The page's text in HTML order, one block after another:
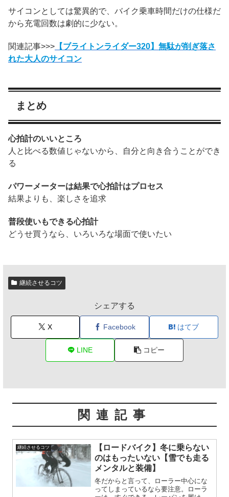
サイコンとしては驚異的で、バイク乗車時間だけの仕様だ
から充電回数は劇的に少ない。
関連記事>>> 【ブライトンライダー320】無駄が削ぎ落さ
れた大人のサイコン
まとめ
心拍計のいいところ
人と比べる数値じゃないから、自分と向き合うことができ
る
パワーメーターは結果で心拍計はプロセス
結果よりも、楽しさを追求
普段使いもできる心拍計
どうせ買うなら、いろいろな場面で使いたい
継続させるコツ
シェアする
X Facebook はてブ
LINE コピー
関連記事
継続させるコツ
【ロードバイク】冬に乗らない
のはもったいない【雪でも走る
メンタルと装備】
冬だからと言って、ローラー中心にな
ってしまっているなら要注意。ローラ